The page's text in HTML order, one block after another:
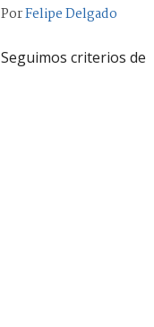
PorFelipe Delgado
Seguimos criterios de